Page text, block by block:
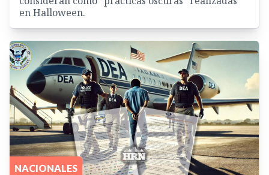
en Halloween.
NACIONALES